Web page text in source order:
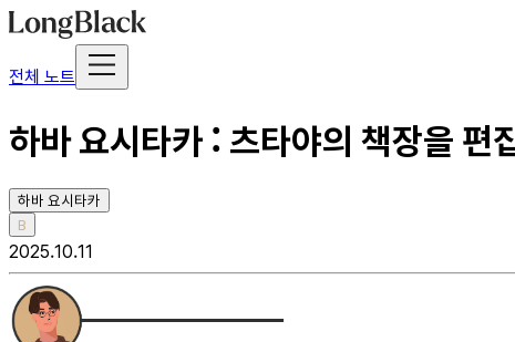
전체 노트
하바 요시타카 : 츠타야의 책장을 편
하바 요시타카
B
2025.10.11